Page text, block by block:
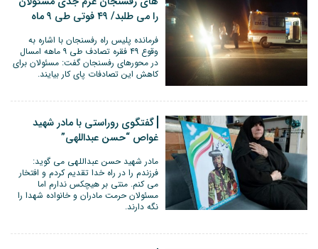
را می طلبد/ ۴۹ فوتی طی ۹ ماه
فرمانده پلیس راه رفسنجان با اشاره به
وقوع ۴۹ فقره تصادف طی ۹ ماهه امسال
در محورهای رفسنجان گفت: مسئولان برای
کاهش این تصادفات پای کار بیایند.
گفتگوی روراستی با مادر شهید
غواص “حسن عبداللهی”
مادر شهید حسن عبداللهی می گوید:
فرزندم را در راه خدا تقدیم کردم و افتخار
می کنم. منتی بر هیچکس ندارم اما
مسئولان حرمت مادران و خانواده شهدا را
نگه دارند.